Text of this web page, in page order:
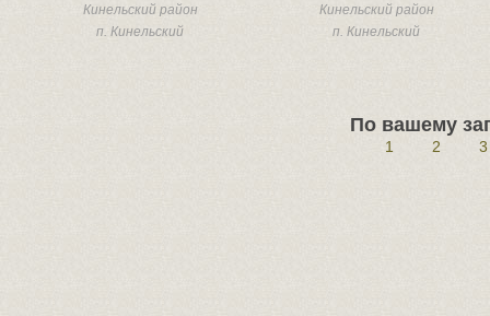
Кинельский район
п. Кинельский
Кинельский район
п. Кинельский
По вашему
1 2 3